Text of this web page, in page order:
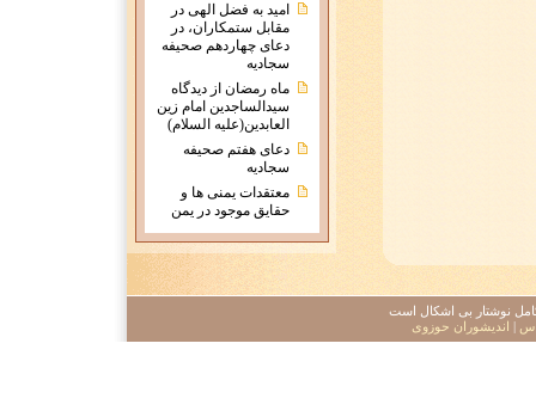
امید به فضل الهی در
مقابل ستمکاران، در
دعای چهاردهم صحیفه
سجادیه
ماه رمضان از دیدگاه
سیدالساجدین امام زین
العابدین(علیه السلام)
دعای هفتم صحیفه
سجادیه
معتقدات يمنی ها و
حقايق موجود در يمن
کامل نوشتار بی اشکال است
| اندیشوران حوزوی